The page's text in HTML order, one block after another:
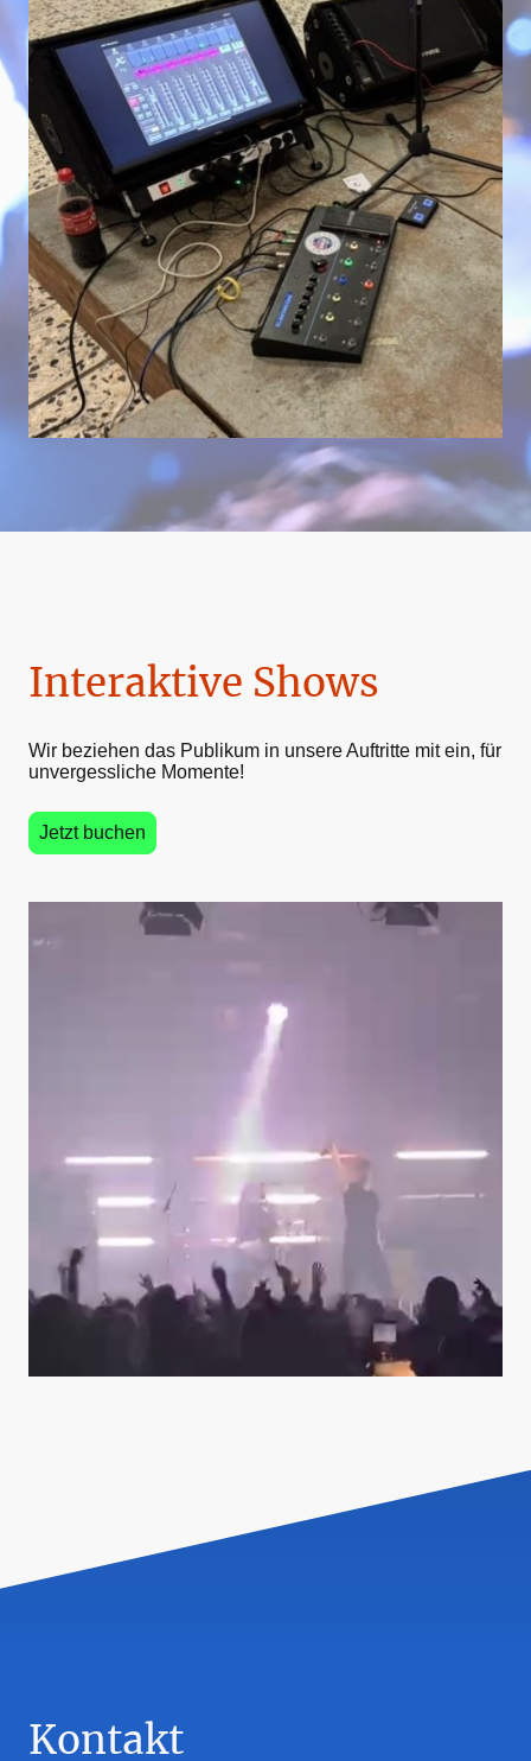
Interaktive Shows
Wir beziehen das Publikum in unsere Auftritte mit ein, für
unvergessliche Momente!
Jetzt buchen
Kontakt